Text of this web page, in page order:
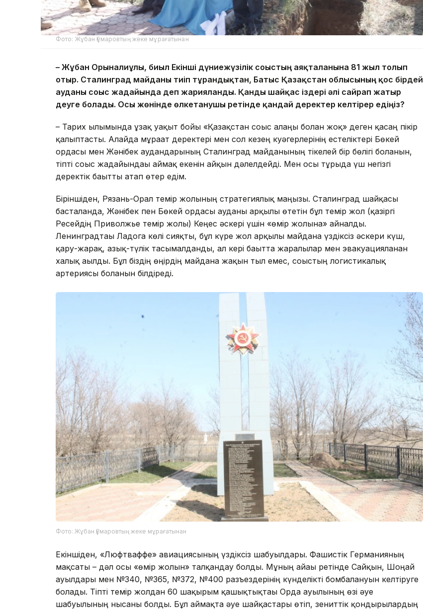
Фото: Жұбан Ғұмаровтың жеке мұрағатынан
– Жұбан Орынғалиұлы, биыл Екінші дүниежүзілік соғыстың аяқталғанына 81 жыл толып
отыр. Сталинград майданы тиіп тұрғандықтан, Батыс Қазақстан облысының қос бірдей
ауданы соғыс жағдайында деп жарияланды. Қанды шайқас іздері әлі сайрап жатыр
деуге болады. Осы жөнінде өлкетанушы ретінде қандай деректер келтірер едіңіз?
– Тарих ғылымында ұзақ уақыт бойы «Қазақстан соғыс алаңы болған жоқ» деген қасаң пікір
қалыптасты. Алайда мұрағат деректері мен сол кезең куәгерлерінің естеліктері Бөкей
ордасы мен Жәнібек аудандарының Сталинград майданының тікелей бір бөлігі болғанын,
тіпті соғыс жағдайындағы аймақ екенін айқын дәлелдейді. Мен осы тұрғыда үш негізгі
деректік бағытты атап өтер едім.
Біріншіден, Рязань-Орал темір жолының стратегиялық маңызы. Сталинград шайқасы
басталғанда, Жәнібек пен Бөкей ордасы ауданы арқылы өтетін бұл темір жол (қазіргі
Ресейдің Приволжье темір жолы) Кеңес әскері үшін «өмір жолына» айналды.
Ленинградтағы Ладога көлі сияқты, бұл күре жол арқылы майданға үздіксіз әскери күш,
қару-жарақ, азық-түлік тасымалданды, ал кері бағытта жаралылар мен эвакуацияланған
халық ағылды. Бұл біздің өңірдің майданға жақын тыл емес, соғыстың логистикалық
артериясы болғанын білдіреді.
Фото: Жұбан Ғұмаровтың жеке мұрағатынан
Екіншіден, «Люфтваффе» авиациясының үздіксіз шабуылдары. Фашистік Германияның
мақсаты – дәл осы «өмір жолын» талқандау болды. Мұның айғағы ретінде Сайқын, Шоңай
ауылдары мен №340, №365, №372, №400 разъездерінің күнделікті бомбалануын келтіруге
болады. Тіпті темір жолдан 60 шақырым қашықтықтағы Орда ауылының өзі әуе
шабуылының нысаны болды. Бұл аймақта әуе шайқастары өтіп, зениттік қондырғылардың